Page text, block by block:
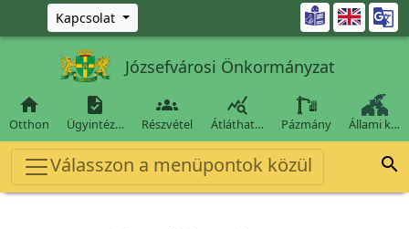
Ugrás a fő tartalomra
Kapcsolat 
Józsefvárosi Önkormányzat

Otthon

Ügyintéz…

Részvétel

Átláthat… Pázmány Állami k…
Válasszon a menüpontok közül 